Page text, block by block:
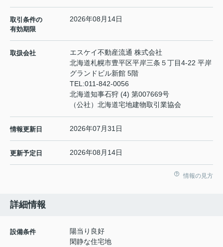
取引条件の
有効期限
2026年08月14日
取扱会社
エスケイ不動産流通 株式会社
北海道札幌市豊平区平岸三条５丁目4-22 平岸
グランドビル新館 5階
TEL:011-842-0056
北海道知事石狩 (4) 第007669号
（公社）北海道宅地建物取引業協会
情報更新日 2026年07月31日
更新予定日 2026年08月14日
情報の見方
詳細情報
設備条件
陽当り良好
閑静な住宅地